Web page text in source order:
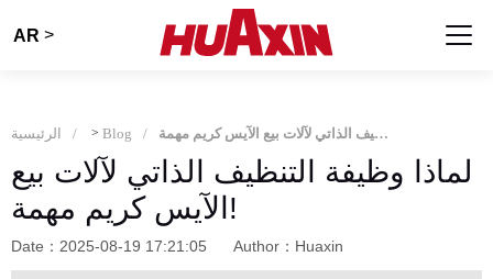
AR >
الرئيسية > Blog لماذا وظيفة التنظيف الذاتي لآلات بيع الآيس كريم مهمة!
لماذا وظيفة التنظيف الذاتي لآلات بيع
الآيس كريم مهمة!
Date：2025-08-19 17:21:05 Author：Huaxin